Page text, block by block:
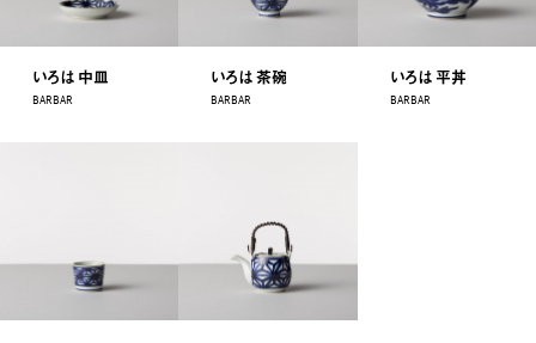
いろは 中皿
BARBAR
いろは 茶碗
BARBAR
いろは 平丼
BARBAR